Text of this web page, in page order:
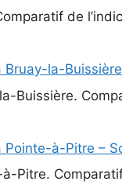
de
la-
Buissière.
à-Pitre –
Pitre.